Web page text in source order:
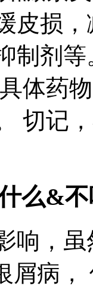
皮损
制剂
体药
切记
么&
响，
屑病